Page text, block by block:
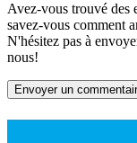
Avez-vous trouvé des
savez-vous comment
N'hésitez pas à
nous!
Envoyer un